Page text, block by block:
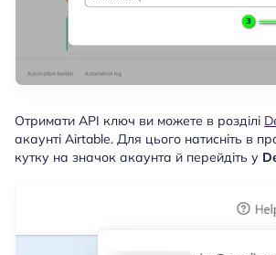
Отримати API ключ ви можете в розділі
акаунті Airtable. Для цього натисніть в
кутку на значок акаунта й перейдіть у